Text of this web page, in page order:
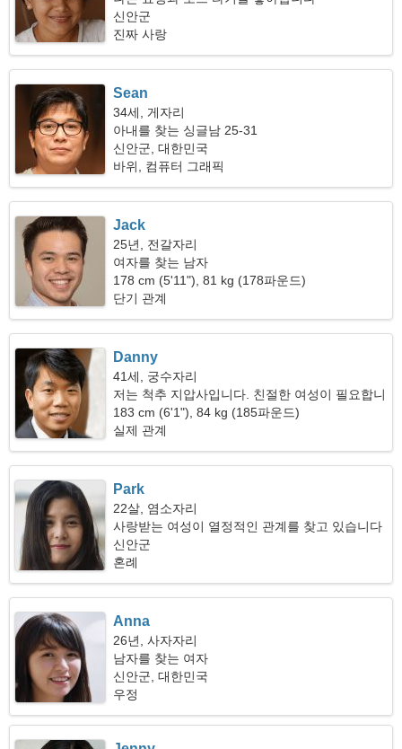
신안군
진짜 사랑
Sean
34세, 게자리
아내를 찾는 싱글남 25-31
신안군, 대한민국
바위, 컴퓨터 그래픽
Jack
25년, 전갈자리
여자를 찾는 남자
178 cm (5'11"), 81 kg (178파운드)
단기 관계
Danny
41세, 궁수자리
저는 척추 지압사입니다. 친절한 여성이 필요합니
다
183 cm (6'1"), 84 kg (185파운드)
실제 관계
Park
22살, 염소자리
사랑받는 여성이 열정적인 관계를 찾고 있습니다
신안군
혼례
Anna
26년, 사자자리
남자를 찾는 여자
신안군, 대한민국
우정